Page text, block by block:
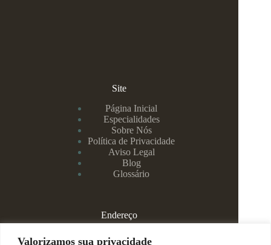
Valorizamos sua privacidade
Site
Página Inicial
Especialidades
Sobre Nós
Política de Privacidade
Aviso Legal
Blog
Glossário
Endereço
Rua Rei Alberto, 108 / 705 - Centro - Juiz de Fora/MG